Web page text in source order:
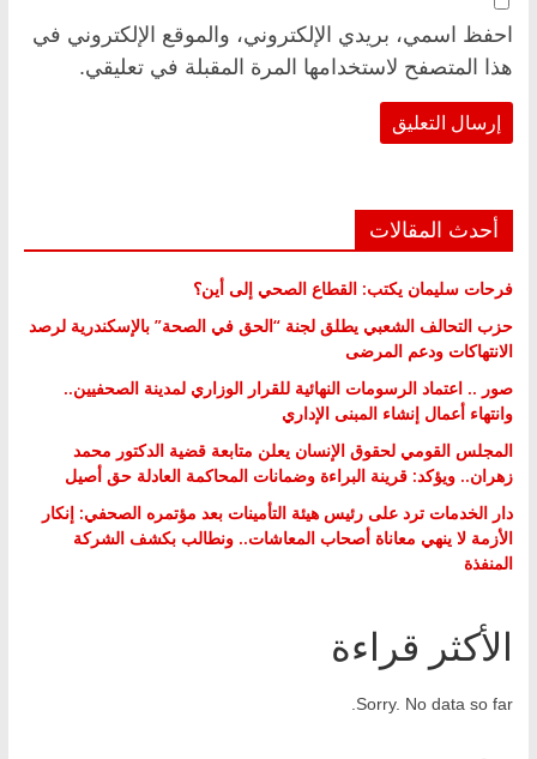
احفظ اسمي، بريدي الإلكتروني، والموقع الإلكتروني في
هذا المتصفح لاستخدامها المرة المقبلة في تعليقي.
أحدث المقالات
فرحات سليمان يكتب: القطاع الصحي إلى أين؟
حزب التحالف الشعبي يطلق لجنة “الحق في الصحة” بالإسكندرية لرصد
الانتهاكات ودعم المرضى
صور .. اعتماد الرسومات النهائية للقرار الوزاري لمدينة الصحفيين..
وانتهاء أعمال إنشاء المبنى الإداري
المجلس القومي لحقوق الإنسان يعلن متابعة قضية الدكتور محمد
زهران.. ويؤكد: قرينة البراءة وضمانات المحاكمة العادلة حق أصيل
دار الخدمات ترد على رئيس هيئة التأمينات بعد مؤتمره الصحفي: إنكار
الأزمة لا ينهي معاناة أصحاب المعاشات.. ونطالب بكشف الشركة
المنفذة
الأكثر قراءة
Sorry. No data so far.